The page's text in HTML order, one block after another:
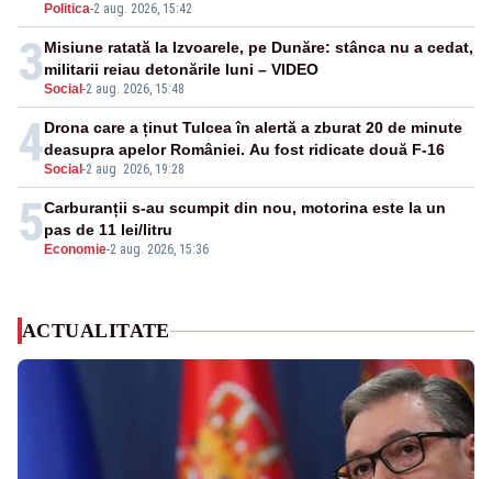
Politica-2 aug. 2026, 15:42
3Social -2 aug. 2026, 15:48
Misiune ratată la Izvoarele, pe Dunăre: stânca nu a cedat,
militarii reiau detonările luni – VIDEO
4Social -2 aug. 2026, 19:28
Drona care a ținut Tulcea în alertă a zburat 20 de minute
deasupra apelor României. Au fost ridicate două F-16
5 Economie-2 aug. 2026, 15:36
Carburanții s-au scumpit din nou, motorina este la un
pas de 11 lei/litru
ACTUALITATE